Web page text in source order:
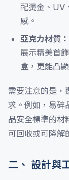
配燙金、UV
感。
亞克力材質：
展示精美首
盒，更能凸
需要注意的是，
求。例如，易碎
品安全標準的材
可回收或可降解
二、 設計與